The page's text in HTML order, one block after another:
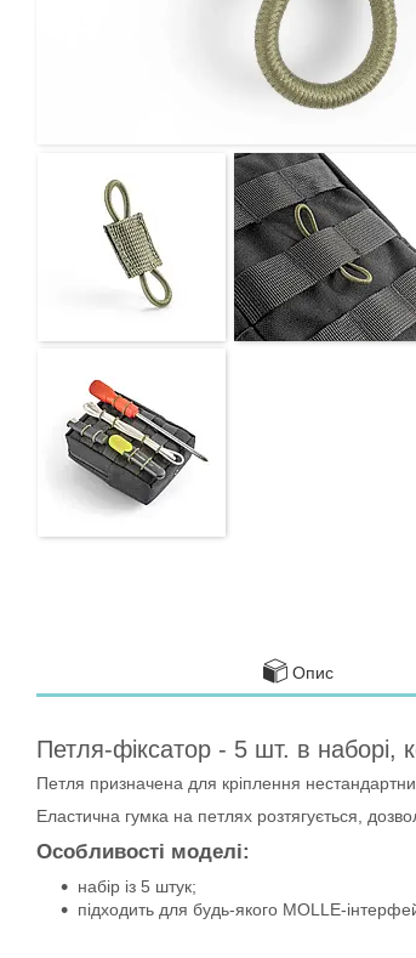
Опис
Петля-фіксатор - 5 шт. в наборі,
Петля призначена для кріплення
Еластична гумка на петлях розтягується,
Особливості моделі:
набір із 5 штук;
підходить для будь-якого MOLLE-